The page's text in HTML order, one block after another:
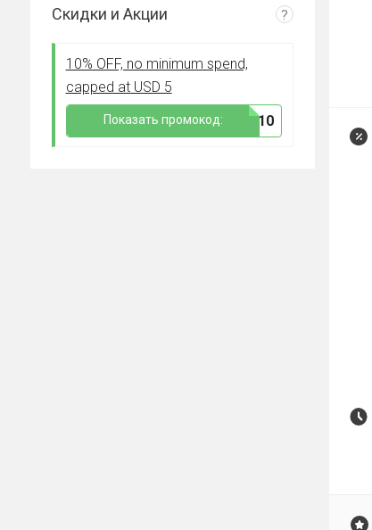
Скидки и Акции ?
10% OFF, no minimum spend,
capped at USD 5
***W10
Показать промокод: